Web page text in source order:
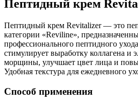
Пептидный крем
Пептидный крем Revitalizer — это
категории «Reviline»,
профессионального пептидного
стимулирует выработку коллагена и
морщины, улучшает цвет лица и
Удобная текстура для ежедневного
Способ применения